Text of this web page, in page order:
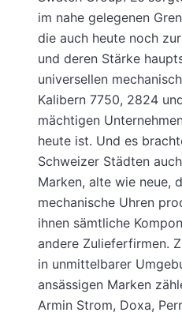
im nahe gelegenen
die auch heute noch
und deren Stärke
universellen
Kalibern 7750, 2824
mächtigen
heute ist. Und es
Schweizer Städten
Marken, alte wie neue,
mechanische Uhren
ihnen sämtliche
andere Zulieferfirmen.
in unmittelbarer
ansässigen Marken
Armin Strom, Doxa,